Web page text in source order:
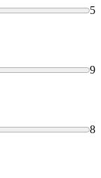
5
9
8